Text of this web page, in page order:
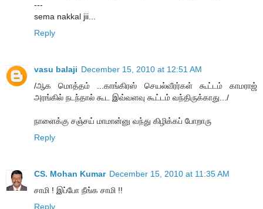
---
sema nakkal jii...
Reply
vasu balaji December 15, 2010 at 12:51 AM
/ஆக மொத்தம் ...காங்கிரஸ் செயல்வீரர்கள் கூட்டம் காமராஜ்
அரங்கில் நடந்தால் கூட இவ்வளவு கூட்டம் வந்திருக்காது.../
நாளைக்கு சஞ்சய் மாமான்னு வந்து கிழிக்கப் போறாரு
Reply
CS. Mohan Kumar December 15, 2010 at 11:35 AM
சாமி ! இப்போ நீங்க சாமி !!
Reply